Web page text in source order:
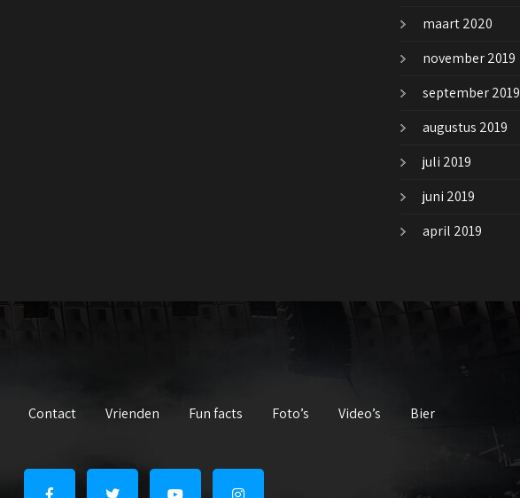
maart 2020
november 2019
september 2019
augustus 2019
juli 2019
juni 2019
april 2019
Contact Vrienden Fun facts Foto’s Video’s Bier